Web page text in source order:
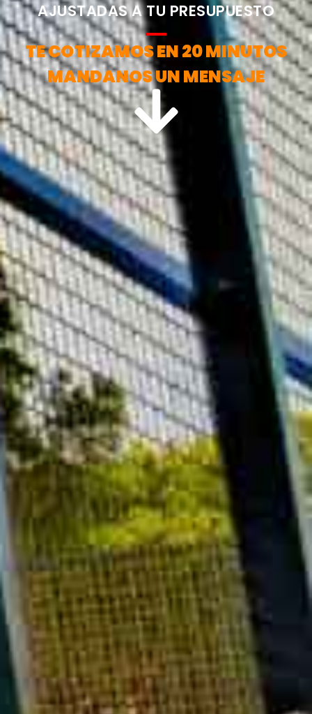
AJUSTADAS A TU PRESUPUESTO
TE COTIZAMOS EN 20 MINUTOS
MANDANOS UN MENSAJE